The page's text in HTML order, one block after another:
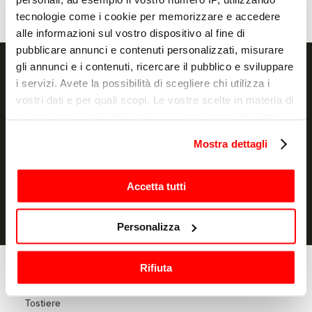
tecnologie come i cookie per memorizzare e accedere
alle informazioni sul vostro dispositivo al fine di
pubblicare annunci e contenuti personalizzati, misurare
gli annunci e i contenuti, ricercare il pubblico e sviluppare
i servizi. Avete la possibilità di scegliere chi utilizza i
vostri dati e per quali scopi. Le vostre scelte in materia di
modificare o revocare il proprio consenso in qualsiasi
momento dalla Dichiarazione sui cookie o facendo clic
sull'icona di attivazione della privacy.
raccogliere informazioni sulla tua posizione
geografica, con un'approssimazione di qualche
Identificare il tuo dispositivo, scansionandolo
attivamente alla ricerca di caratteristiche specifiche
Mostra dettagli
Accetta tutti
Personalizza
Rifiuta
miei dati personali per finalità di marketing
Forni
Tostiere